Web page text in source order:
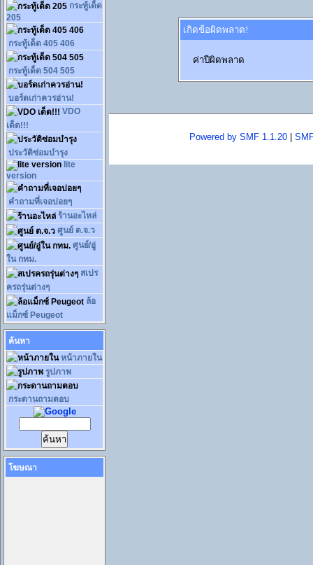
กระทู้เด็ด
205
กระทู้เด็ด 405 406
กระทู้เด็ด 504 505
บอร์ดเก่าควรอ่าน!
VDO
เด็ด!!!
ประวัติซ่อมบำรุง
lite
version
คำถามที่เจอบ่อยๆ
ร้านอะไหล่
ศูนย์ ต.จ.ว
ศูนย์/อู่
ใน กทม.
สเปร
ครถรุ่นต่างๆ
ล้อ
แม็กซ์ Peugeot
ค้นหา
หน้าภายใน
รูปภาพ
กระดานถามตอบ
โฆษณา
เกิดข้อผิดพลาด!
ค่าปีผิดพลาด
Powered by SMF 1.1.20